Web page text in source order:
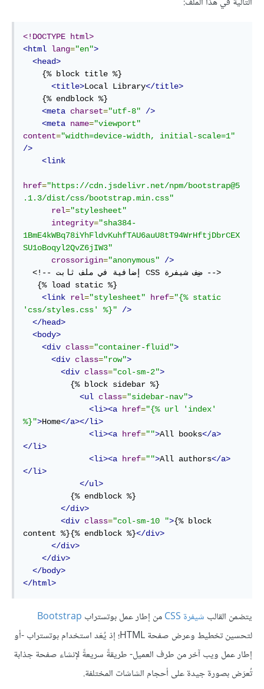
<!DOCTYPE html>
<html lang="en">
<head>
<title>Local Library</title>
<meta charset="utf-8"
/>
<meta name="viewport"
content="width=device-width, initial-scale=1"
/>
<link
href="https://cdn.jsdelivr.net/npm/bootstrap@5
.1.3/dist/css/bootstrap.min.css"
rel="stylesheet"
integrity="sha384-
1BmE4kWBq78iYhFldvKuhfTAU6auU8tT94WrHftjDbrCEX
SU1oBoqyl2QvZ6jIW3"
crossorigin="anonymous"
/>
<link rel="stylesheet" href="{% static
'css/styles.css' %}"
/>
</head>
<body>
<div class="container-fluid">
<div class="row">
<div class="col-sm-2">
<ul class="sidebar-nav">
<li><a
href="{% url 'index'
%}">Home</a></li>
<li><a
href="">All books</a>
</li>
<li><a
href="">All authors</a>
</li>
</ul>
</div>
<div class="col-sm-10 ">{% block
content %}{% endblock %}</div>
</div>
</div>
</body>
</html>
يتضمن القالب شيفرة CSS من إطار عمل بوتستراب Bootstrap
لتحسين تخطيط وعرض صفحة HTML؛ إذ يُعَد استخدام بوتستراب -أو
إطار عمل ويب آخر من طرف العميل- طريقةً سريعةً لإنشاء صفحة جذابة
تُعرَض بصورة جيدة على أحجام الشاشات المختلفة.